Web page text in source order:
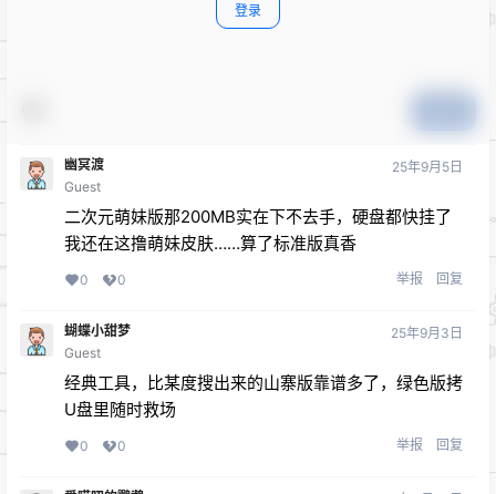
登录
幽冥渡
Guest
25年9月5日
二次元萌妹版那200MB实在下不去手，硬盘都快挂了
我还在这撸萌妹皮肤……算了标准版真香
0 0 举报 回复
蝴蝶小甜梦
Guest
25年9月3日
经典工具，比某度搜出来的山寨版靠谱多了，绿色版拷
U盘里随时救场
0 0 举报 回复